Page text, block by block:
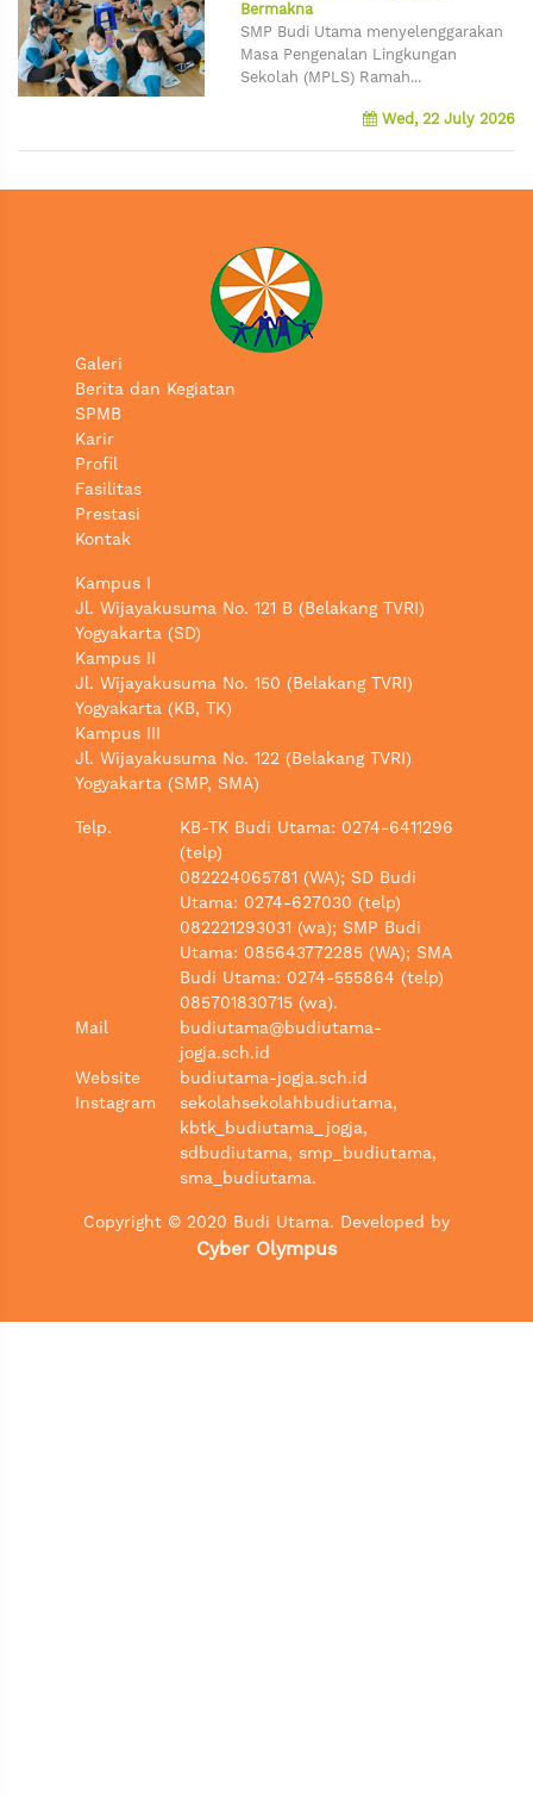
Bermakna
SMP Budi Utama menyelenggarakan
Masa Pengenalan Lingkungan
Sekolah (MPLS) Ramah...
Wed, 22 July 2026
Galeri
Berita dan Kegiatan
SPMB
Karir
Profil
Fasilitas
Prestasi
Kontak
Kampus I
Jl. Wijayakusuma No. 121 B (Belakang TVRI)
Yogyakarta (SD)
Kampus II
Jl. Wijayakusuma No. 150 (Belakang TVRI)
Yogyakarta (KB, TK)
Kampus III
Jl. Wijayakusuma No. 122 (Belakang TVRI)
Yogyakarta (SMP, SMA)
Telp.
KB-TK Budi Utama: 0274-6411296
(telp)
082224065781 (WA); SD Budi
Utama: 0274-627030 (telp)
082221293031 (wa); SMP Budi
Utama: 085643772285 (WA); SMA
Budi Utama: 0274-555864 (telp)
085701830715 (wa).
Mail
budiutama@budiutama-
jogja.sch.id
Website
budiutama-jogja.sch.id
Instagram
sekolahsekolahbudiutama,
kbtk_budiutama_jogja,
sdbudiutama, smp_budiutama,
sma_budiutama.
Copyright ©️ 2020 Budi Utama. Developed by
Cyber Olympus